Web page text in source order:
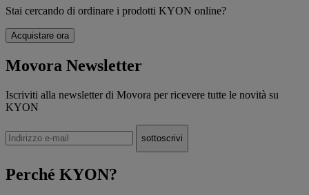
Stai cercando di ordinare i prodotti KYON online?
Acquistare ora
Movora Newsletter
Iscriviti alla newsletter di Movora per ricevere tutte le novità su
KYON
Perché KYON?